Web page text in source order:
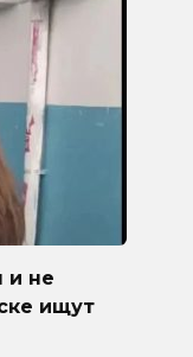
и не
ищут